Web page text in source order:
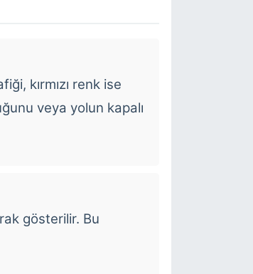
kırmızı renk ise
veya yolun kapalı
gösterilir. Bu